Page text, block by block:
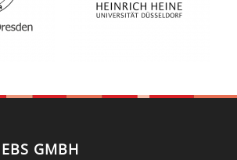
GMBH